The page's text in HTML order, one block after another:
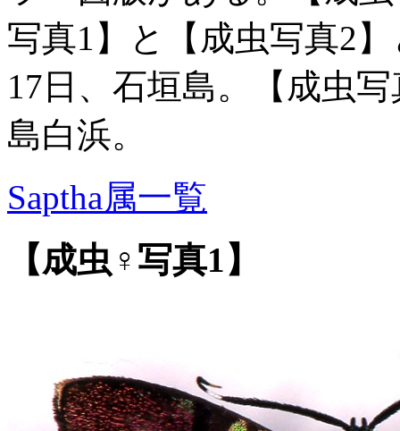
写真1】と【成虫写真2
17日、石垣島。【成虫
島白浜。
Saptha属一覧
【成虫♀写真1】